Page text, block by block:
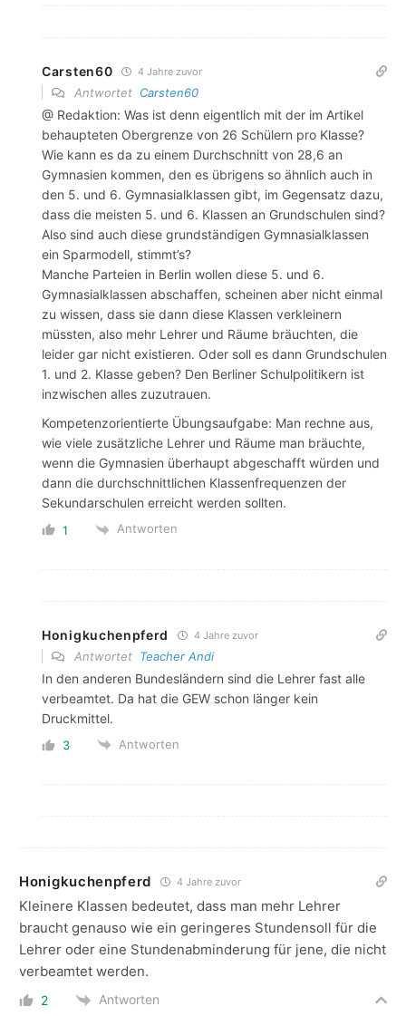
Carsten60 4 Jahre zuvor
Antwortet Carsten60
@ Redaktion: Was ist denn eigentlich mit der im Artikel
behaupteten Obergrenze von 26 Schülern pro Klasse?
Wie kann es da zu einem Durchschnitt von 28,6 an
Gymnasien kommen, den es übrigens so ähnlich auch in
den 5. und 6. Gymnasialklassen gibt, im Gegensatz dazu,
dass die meisten 5. und 6. Klassen an Grundschulen sind?
Also sind auch diese grundständigen Gymnasialklassen
ein Sparmodell, stimmt’s?
Manche Parteien in Berlin wollen diese 5. und 6.
Gymnasialklassen abschaffen, scheinen aber nicht einmal
zu wissen, dass sie dann diese Klassen verkleinern
müssten, also mehr Lehrer und Räume bräuchten, die
leider gar nicht existieren. Oder soll es dann Grundschulen
1. und 2. Klasse geben? Den Berliner Schulpolitikern ist
inzwischen alles zuzutrauen.
Kompetenzorientierte Übungsaufgabe: Man rechne aus,
wie viele zusätzliche Lehrer und Räume man bräuchte,
wenn die Gymnasien überhaupt abgeschafft würden und
dann die durchschnittlichen Klassenfrequenzen der
Sekundarschulen erreicht werden sollten.
1 Antworten
Honigkuchenpferd 4 Jahre zuvor
Antwortet Teacher Andi
In den anderen Bundesländern sind die Lehrer fast alle
verbeamtet. Da hat die GEW schon länger kein
Druckmittel.
3 Antworten
Honigkuchenpferd 4 Jahre zuvor
Kleinere Klassen bedeutet, dass man mehr Lehrer
braucht genauso wie ein geringeres Stundensoll für die
Lehrer oder eine Stundenabminderung für jene, die nicht
verbeamtet werden.
2 Antworten